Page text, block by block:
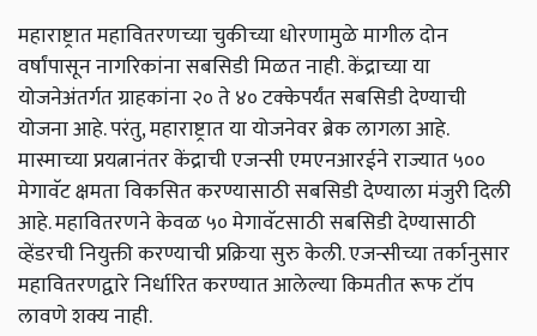
महाराष्ट्रात महावितरणच्या चुकीच्या धोरणामुळे मागील दोन
वर्षांपासून नागरिकांना सबसिडी मिळत नाही. केंद्राच्या या
योजनेअंतर्गत ग्राहकांना २० ते ४० टक्केपर्यंत सबसिडी देण्याची
योजना आहे. परंतु, महाराष्ट्रात या योजनेवर ब्रेक लागला आहे.
मास्माच्या प्रयत्नानंतर केंद्राची एजन्सी एमएनआरईने राज्यात ५००
मेगावॅट क्षमता विकसित करण्यासाठी सबसिडी देण्याला मंजुरी दिली
आहे. महावितरणने केवळ ५० मेगावॅटसाठी सबसिडी देण्यासाठी
व्हेंडरची नियुक्ती करण्याची प्रक्रिया सुरु केली. एजन्सीच्या तर्कानुसार
महावितरणद्वारे निर्धारित करण्यात आलेल्या किमतीत रूफ टॉप
लावणे शक्य नाही.